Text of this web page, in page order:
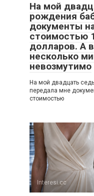
На мой
рождения
документы
стоимостью
долларов. А
несколько
невозмутимо
На мой двадцать
передала мне
стоимостью
Interesi.cc